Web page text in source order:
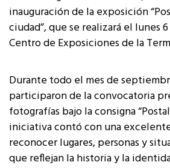
inauguración de la exposición
ciudad”, que se realizará el lunes
Centro de Exposiciones de la
Durante todo el mes de
participaron de la convocatoria
fotografías bajo la consigna
iniciativa contó con una
reconocer lugares, personas y
que reflejan la historia y la